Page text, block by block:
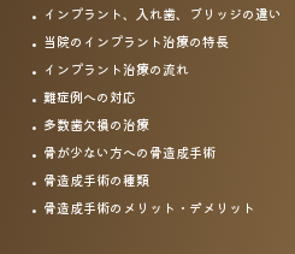
インプラント、入れ歯、
ブリッジの違い
当院のインプラント治療の特長
インプラント治療の流れ
難症例への対応
多数歯欠損の治療
骨が少ない方への骨造成手術
骨造成手術の種類
骨造成手術のメリット・ デメリット